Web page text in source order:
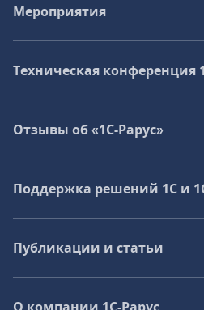
Мероприятия
Техническая конференция
Отзывы об «1С-Рарус»
Поддержка решений 1С и
Публикации и статьи